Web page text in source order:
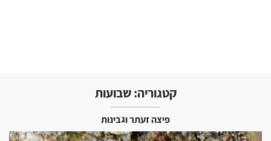
קטגוריה:שבועות
פיצה זעתר וגבינות